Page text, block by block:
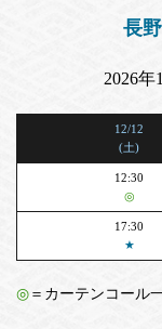
長
2026年
12/12
(土)
12:30
◎
17:30
★
◎ ＝カーテンコール